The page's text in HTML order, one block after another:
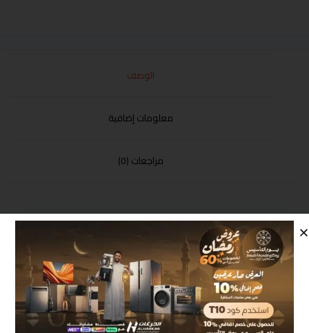
الوصف
معلومات إضافية
مراجعات (0)
دفاية زيت جي في سي برو 11 ريشة 2500 وات موديل
GVOR-2011 +حبة مجانا
منتجات مشابهة